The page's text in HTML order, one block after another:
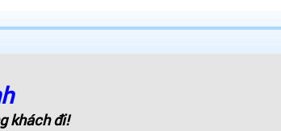
khách đi!